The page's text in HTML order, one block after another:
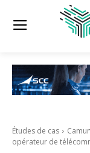
Études de cas
opérateur de